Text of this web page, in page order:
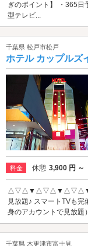
ぎのポイント】 ・365
型テレビ...
千葉県 松戸市松戸
ホテル カップルズ
料金 休憩 3,900 円 ～
△▽△▼△▽△▼△▽△▼ シネ
見放題♪ スマートTVも
身のアカウントで見
千葉県 木更津市富士見